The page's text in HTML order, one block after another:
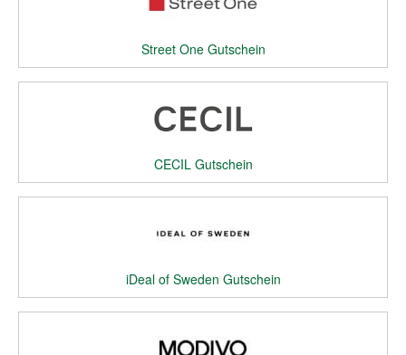
Street One Gutschein
CECIL Gutschein
iDeal of Sweden Gutschein